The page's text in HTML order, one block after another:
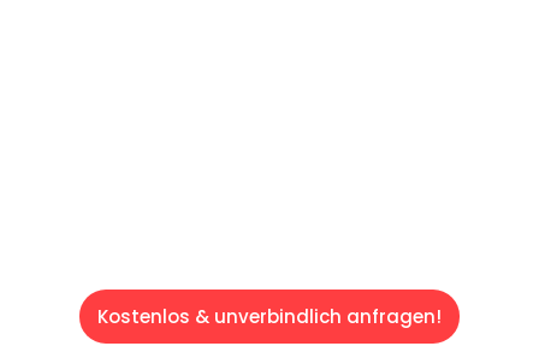
Kostenlos & unverbindlich anfragen!